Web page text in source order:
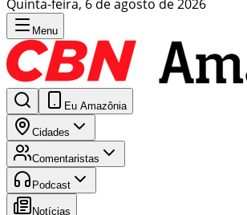
Quinta-feira, 6 de agosto de 2026
Menu
Eu Amazônia
Cidades
Comentaristas
Podcast
Notícias